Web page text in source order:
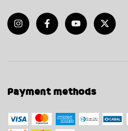
Payment methods